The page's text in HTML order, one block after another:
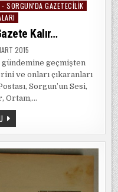
SORGUN'DA GAZETECILIK
Kalır…
2015
geçmişten
ve onları çıkaranları
Sorgun’un Sesi,
Ortam,…
SÖZ
UÇAR
MAHALLI
GAZETE
KALIR…